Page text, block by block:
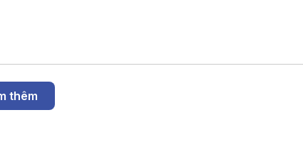
thêm